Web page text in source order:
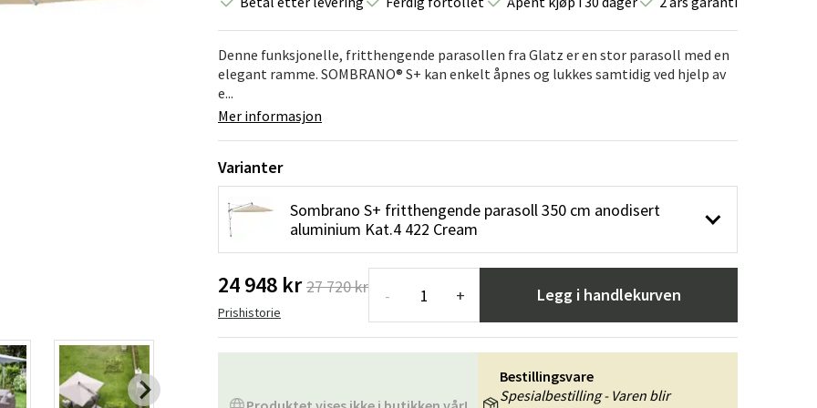
Hengestoler
Hageredskaper
Gangmøbler
Vedlikeholdsprodukter
Baderomstepper
Baderomsinnredning
Denne funksjonelle, fritthengende parasollen fra Glatz er en stor parasoll med en
elegant ramme. SOMBRANO® S+ kan enkelt åpnes og lukkes samtidig ved hjelp av
e...
Mer informasjon
Varianter
Sombrano S+ fritthengende parasoll 350 cm anodisert
aluminium Kat.4 422 Cream
24 948 kr27 720 kr
Prishistorie
- + Legg i handlekurven
Bestillingsvare
Spesialbestilling - Varen blir